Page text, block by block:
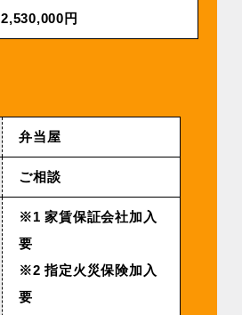
2,530,000円
弁当屋
ご相談
※1 家賃保証会社加入
要
※2 指定火災保険加入
要